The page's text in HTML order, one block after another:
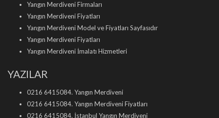
Yangın Merdiveni Firmaları
Yangın Merdiveni Fiyatları
Yangın Merdiveni Model ve Fiyatları Sayfasıdır
Yangın Merdiveni Fiyatları
Yangın Merdiveni İmalatı Hizmetleri
YAZILAR
0216 6415084. Yangın Merdiveni
0216 6415084. Yangın Merdiveni Fiyatları
0216 6415084. İstanbul Yangın Merdiveni